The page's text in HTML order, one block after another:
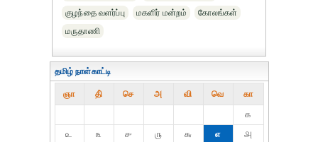
குழந்தை வளர்ப்பு
மகளிர் மன்றம்
கோலங்கள்
மருதாணி
தமிழ் நாள்காட்டி
ஞா தி் செ அ வி வெ கா
௧
௨
௩ ௪ ௫ ௬ ௭
௮